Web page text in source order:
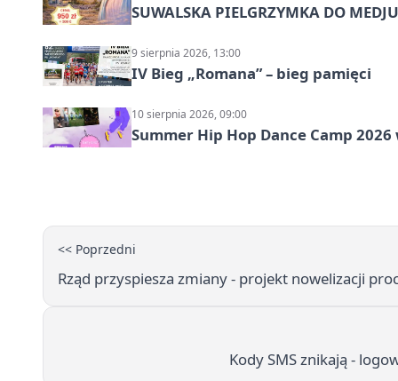
SUWALSKA PIELGRZYMKA DO
9 sierpnia 2026, 13:00
IV Bieg „Romana” – bieg pamięci
10 sierpnia 2026, 09:00
Summer Hip Hop Dance Camp 2026
<< Poprzedni
Rząd przyspiesza zmiany - projekt nowelizacji
Kody SMS znikają -